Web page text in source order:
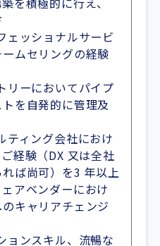
ェッショナルサービ
ムセリングの経験
リーにおいてパイプ
を自発的に管理及
ティング会社におけ
経験（DX 又は全社
ば尚可）を3 年以上
アベンダーにおけ
キャリアチェンジ
ョンスキル、流暢な